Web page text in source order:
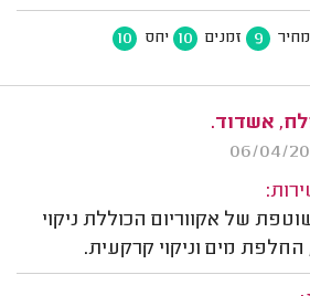
מחיר 9 זמנים 10 יחס 10
אשדוד.
של אקווריום הכוללת ניקוי
החלפת מים וניקוי קרקעית.